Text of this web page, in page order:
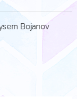
Bojanov